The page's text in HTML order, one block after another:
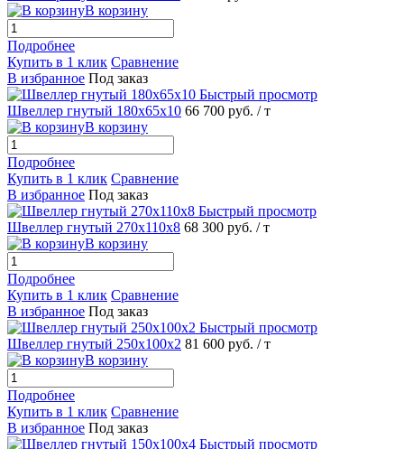
В корзину
Подробнее
Купить в 1 клик Сравнение
В избранное Под заказ
Быстрый просмотр
Швеллер гнутый 180х65х10 66 700 руб. / т
В корзину
Подробнее
Купить в 1 клик Сравнение
В избранное Под заказ
Быстрый просмотр
Швеллер гнутый 270х110х8 68 300 руб. / т
В корзину
Подробнее
Купить в 1 клик Сравнение
В избранное Под заказ
Быстрый просмотр
Швеллер гнутый 250х100х2 81 600 руб. / т
В корзину
Подробнее
Купить в 1 клик Сравнение
В избранное Под заказ
Быстрый просмотр